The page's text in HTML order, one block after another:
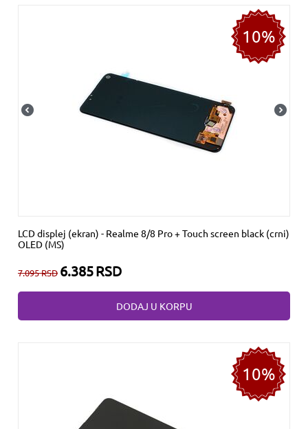
10%
LCD displej (ekran) - Realme 8/8 Pro + Touch screen black (crni)
OLED (MS)
7.095RSD 6.385RSD
DODAJ U KORPU
10%